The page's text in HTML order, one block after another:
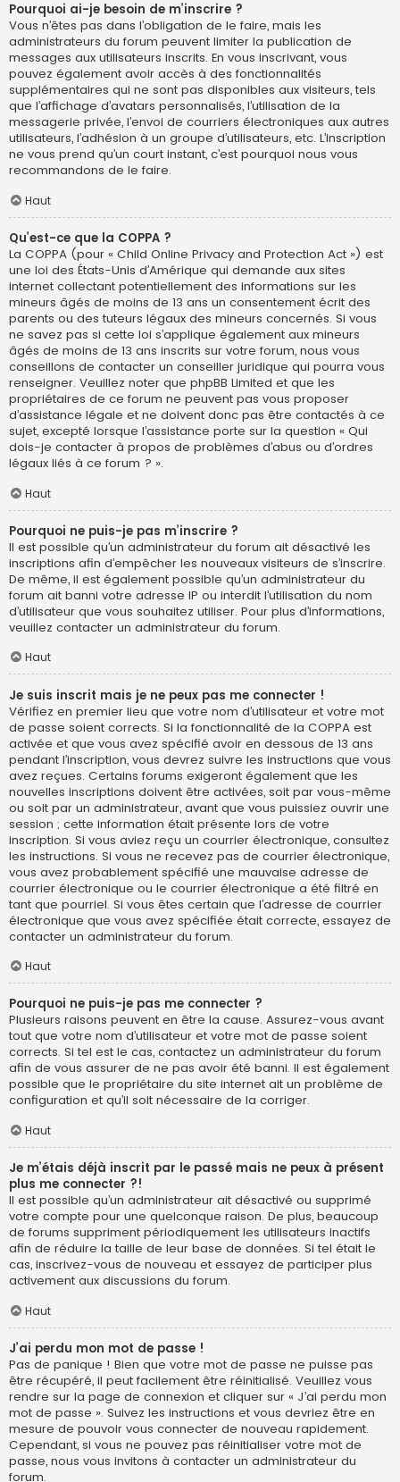
Pourquoi ai-je besoin de m’inscrire ?
Vous n’êtes pas dans l’obligation de le faire, mais les
administrateurs du forum peuvent limiter la publication de
messages aux utilisateurs inscrits. En vous inscrivant, vous
pouvez également avoir accès à des fonctionnalités
supplémentaires qui ne sont pas disponibles aux visiteurs, tels
que l’affichage d’avatars personnalisés, l’utilisation de la
messagerie privée, l’envoi de courriers électroniques aux autres
utilisateurs, l’adhésion à un groupe d’utilisateurs, etc. L’inscription
ne vous prend qu’un court instant, c’est pourquoi nous vous
recommandons de le faire.
Haut
Qu’est-ce que la COPPA ?
La COPPA (pour « Child Online Privacy and Protection Act ») est
une loi des États-Unis d’Amérique qui demande aux sites
internet collectant potentiellement des informations sur les
mineurs âgés de moins de 13 ans un consentement écrit des
parents ou des tuteurs légaux des mineurs concernés. Si vous
ne savez pas si cette loi s’applique également aux mineurs
âgés de moins de 13 ans inscrits sur votre forum, nous vous
conseillons de contacter un conseiller juridique qui pourra vous
renseigner. Veuillez noter que phpBB Limited et que les
propriétaires de ce forum ne peuvent pas vous proposer
d’assistance légale et ne doivent donc pas être contactés à ce
sujet, excepté lorsque l’assistance porte sur la question « Qui
dois-je contacter à propos de problèmes d’abus ou d’ordres
légaux liés à ce forum ? ».
Haut
Pourquoi ne puis-je pas m’inscrire ?
Il est possible qu’un administrateur du forum ait désactivé les
inscriptions afin d’empêcher les nouveaux visiteurs de s’inscrire.
De même, il est également possible qu’un administrateur du
forum ait banni votre adresse IP ou interdit l’utilisation du nom
d’utilisateur que vous souhaitez utiliser. Pour plus d’informations,
veuillez contacter un administrateur du forum.
Haut
Je suis inscrit mais je ne peux pas me connecter !
Vérifiez en premier lieu que votre nom d’utilisateur et votre mot
de passe soient corrects. Si la fonctionnalité de la COPPA est
activée et que vous avez spécifié avoir en dessous de 13 ans
pendant l’inscription, vous devrez suivre les instructions que vous
avez reçues. Certains forums exigeront également que les
nouvelles inscriptions doivent être activées, soit par vous-même
ou soit par un administrateur, avant que vous puissiez ouvrir une
session ; cette information était présente lors de votre
inscription. Si vous aviez reçu un courrier électronique, consultez
les instructions. Si vous ne recevez pas de courrier électronique,
vous avez probablement spécifié une mauvaise adresse de
courrier électronique ou le courrier électronique a été filtré en
tant que pourriel. Si vous êtes certain que l’adresse de courrier
électronique que vous avez spécifiée était correcte, essayez de
contacter un administrateur du forum.
Haut
Pourquoi ne puis-je pas me connecter ?
Plusieurs raisons peuvent en être la cause. Assurez-vous avant
tout que votre nom d’utilisateur et votre mot de passe soient
corrects. Si tel est le cas, contactez un administrateur du forum
afin de vous assurer de ne pas avoir été banni. Il est également
possible que le propriétaire du site internet ait un problème de
configuration et qu’il soit nécessaire de la corriger.
Haut
Je m’étais déjà inscrit par le passé mais ne peux à présent
plus me connecter ?!
Il est possible qu’un administrateur ait désactivé ou supprimé
votre compte pour une quelconque raison. De plus, beaucoup
de forums suppriment périodiquement les utilisateurs inactifs
afin de réduire la taille de leur base de données. Si tel était le
cas, inscrivez-vous de nouveau et essayez de participer plus
activement aux discussions du forum.
Haut
J’ai perdu mon mot de passe !
Pas de panique ! Bien que votre mot de passe ne puisse pas
être récupéré, il peut facilement être réinitialisé. Veuillez vous
rendre sur la page de connexion et cliquer sur « J’ai perdu mon
mot de passe ». Suivez les instructions et vous devriez être en
mesure de pouvoir vous connecter de nouveau rapidement.
Cependant, si vous ne pouvez pas réinitialiser votre mot de
passe, nous vous invitons à contacter un administrateur du
forum.